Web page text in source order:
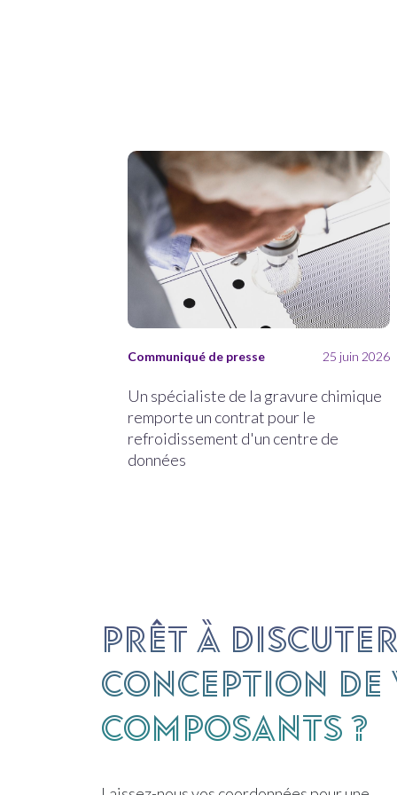
Communiqué de presse 25 juin 2026
Un spécialiste de la gravure chimique
remporte un contrat pour le
refroidissement d'un centre de
données
Prêt à discuter
conception de
composants ?